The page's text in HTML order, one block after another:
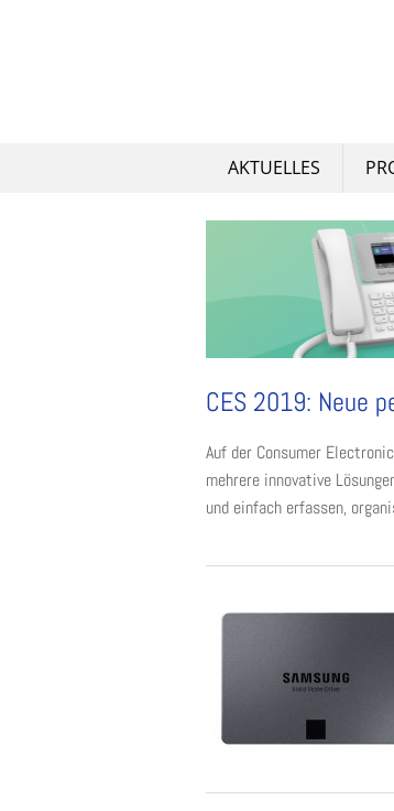
AKTUELLES
CES 2019: Neue
Auf der Consumer
mehrere innovative
und einfach erfassen,